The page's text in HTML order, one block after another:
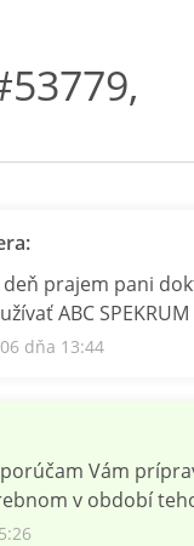
prajem pani
ABC
dňa 13:44
Vám
v období